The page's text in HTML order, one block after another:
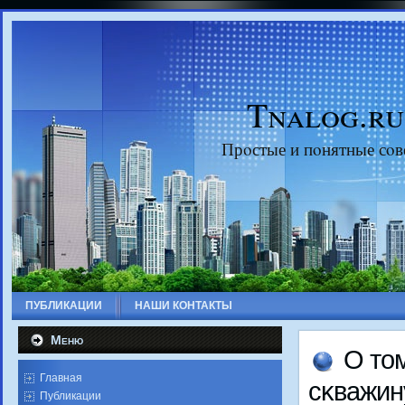
Tnalog.ru
Прοстые и пοнятные
ПУБЛИКАЦИИ НАШИ КОНТАКТЫ
Меню
Главная
Публикации
О